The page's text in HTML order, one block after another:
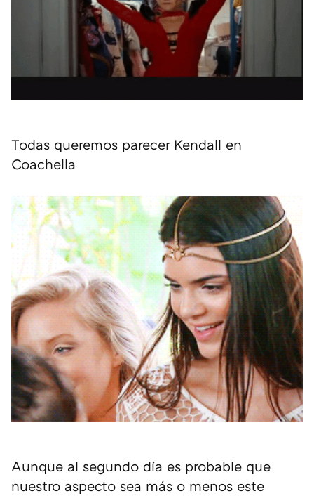
Todas queremos parecer Kendall en
Coachella
Aunque al segundo día es probable que
nuestro aspecto sea más o menos este